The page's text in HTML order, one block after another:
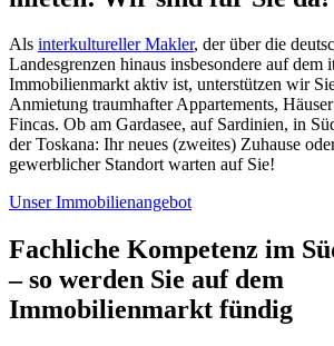
Als interkultureller Makler, der über die
Landesgrenzen hinaus insbesondere auf dem
Immobilienmarkt aktiv ist, unterstützen wir
Anmietung traumhafter Appartements,
Fincas. Ob am Gardasee, auf Sardinien, in
der Toskana: Ihr neues (zweites) Zuhause
gewerblicher Standort warten auf Sie!
Unser Immobilienangebot
Fachliche Kompetenz im
– so werden Sie auf dem
Immobilienmarkt fündig